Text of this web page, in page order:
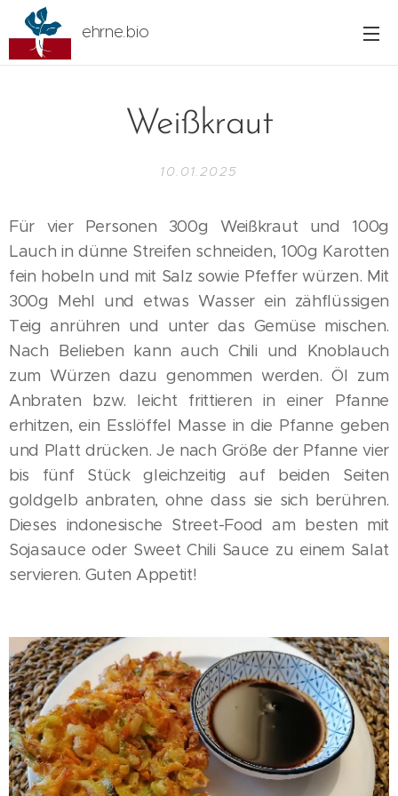
ehrne.bio
Weißkraut
10.01.2025
Für vier Personen 300g Weißkraut und 100g
Lauch in dünne Streifen schneiden, 100g Karotten
fein hobeln und mit Salz sowie Pfeffer würzen. Mit
300g Mehl und etwas Wasser ein zähflüssigen
Teig anrühren und unter das Gemüse mischen.
Nach Belieben kann auch Chili und Knoblauch
zum Würzen dazu genommen werden. Öl zum
Anbraten bzw. leicht frittieren in einer Pfanne
erhitzen, ein Esslöffel Masse in die Pfanne geben
und Platt drücken. Je nach Größe der Pfanne vier
bis fünf Stück gleichzeitig auf beiden Seiten
goldgelb anbraten, ohne dass sie sich berühren.
Dieses indonesische Street-Food am besten mit
Sojasauce oder Sweet Chili Sauce zu einem Salat
servieren. Guten Appetit!